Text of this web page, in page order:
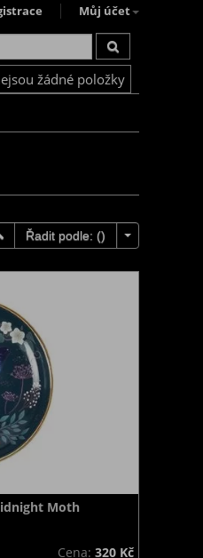
Můj účet
žádné položky
Řadit podle: ()
Moth
Cena: 320 Kč